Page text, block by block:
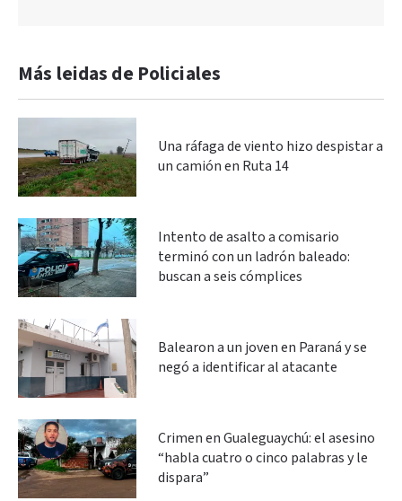
Más leidas de Policiales
Una ráfaga de viento hizo despistar a
un camión en Ruta 14
Intento de asalto a comisario
terminó con un ladrón baleado:
buscan a seis cómplices
Balearon a un joven en Paraná y se
negó a identificar al atacante
Crimen en Gualeguaychú: el asesino
“habla cuatro o cinco palabras y le
dispara”